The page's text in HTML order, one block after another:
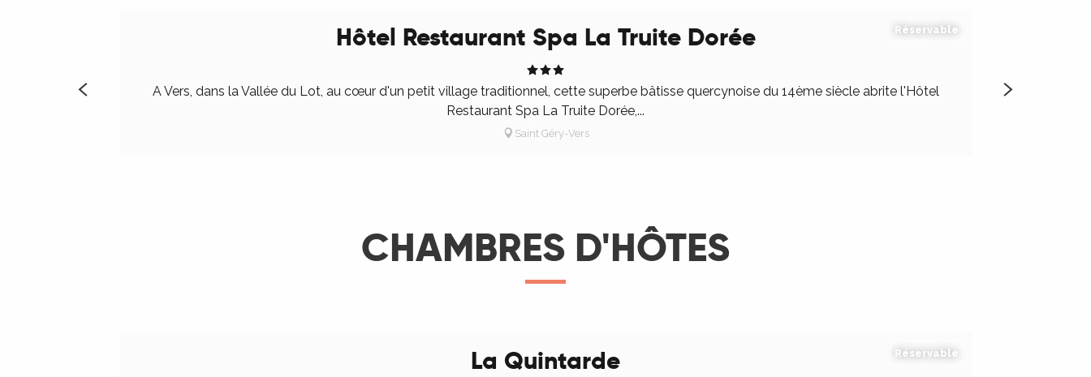
Hôtel Restaurant Spa La Truite Dorée
A Vers, dans la Vallée du Lot, au cœur d'un petit village traditionnel, cette superbe bâtisse quercynoise du 14ème siècle abrite l'Hôtel
Restaurant Spa La Truite Dorée,...
Saint Géry-Vers
Réservable
L’Hôtel Le
CHAMBRES D'HÔTES
La Quintarde Réservable